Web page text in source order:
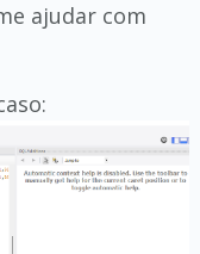
ajudar com